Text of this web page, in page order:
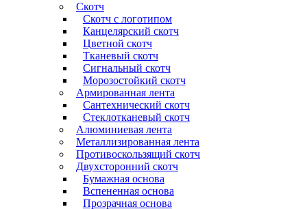
Скотч
Скотч с логотипом
Канцелярский скотч
Цветной скотч
Тканевый скотч
Сигнальный скотч
Морозостойкий скотч
Армированная лента
Сантехнический скотч
Стеклотканевый скотч
Алюминиевая лента
Металлизированная лента
Противоскользящий скотч
Двухсторонний скотч
Бумажная основа
Вспененная основа
Прозрачная основа